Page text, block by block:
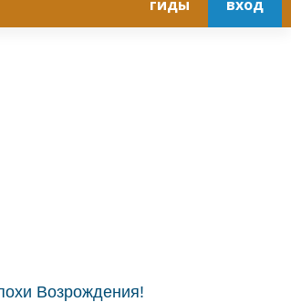
гиды вход
Возрождения!